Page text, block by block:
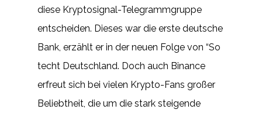
diese Kryptosignal-Telegrammgruppe
entscheiden. Dieses war die erste deutsche
Bank, erzählt er in der neuen Folge von “So
techt Deutschland. Doch auch Binance
erfreut sich bei vielen Krypto-Fans großer
Beliebtheit, die um die stark steigende